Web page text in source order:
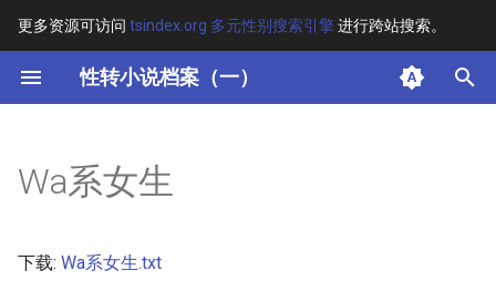
更多资源可访问 tsindex.org 多元性别搜索引擎进行跨站搜索。
性转小说档案（一）
键
开
搜
其他信息 [Processed Page
Wa系女生
下载: Wa系女生.txt